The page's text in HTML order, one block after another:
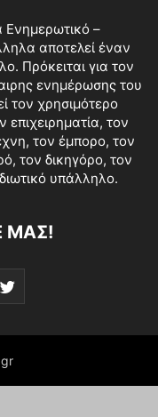
Ενημερωτικό –
αποτελεί έναν
Πρόκειται για τον
ενημέρωσης του
τον χρησιμότερο
τον
τον έμπορο, τον
τον δικηγόρο, τον
υπάλληλο.
ΜΑΣ!